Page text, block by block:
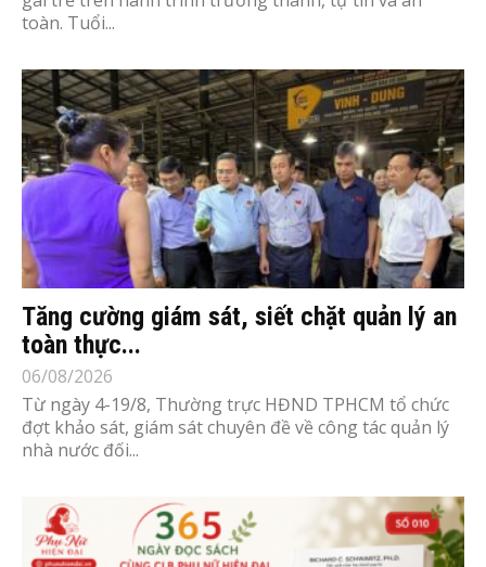
toàn. Tuổi...
Tăng cường giám sát, siết chặt quản lý an
toàn thực...
06/08/2026
Từ ngày 4-19/8, Thường trực HĐND TPHCM tổ chức
đợt khảo sát, giám sát chuyên đề về công tác quản lý
nhà nước đối...